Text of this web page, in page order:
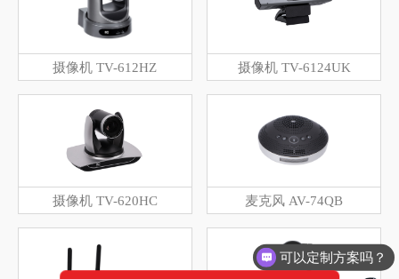
摄像机 TV-612HZ 摄像机 TV-6124UK
摄像机 TV-620HC 麦克风 AV-74QB
可以定制方案吗？